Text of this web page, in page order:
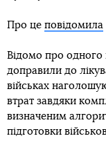
Про це повідомила
Відомо про одного
доправили до
військах
втрат завдяки
визначеним
підготовки